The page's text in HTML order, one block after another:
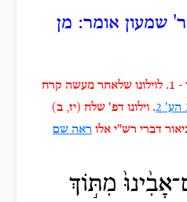
שמעון אומר: מן
["לא בחטא מתלוננים" - כוונתו - 1. לוילונו שלאחר מעשה קרח
. וילונו דפ' שלח (יז, ב)
דברי רש"י אלו ראה שם
מִתּ֣וֹךְ